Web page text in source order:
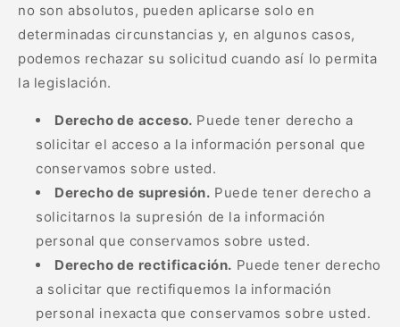
no son absolutos, pueden aplicarse solo en
determinadas circunstancias y, en algunos casos,
podemos rechazar su solicitud cuando así lo permita
la legislación.
Derecho de acceso. Puede tener derecho a
solicitar el acceso a la información personal que
conservamos sobre usted.
Derecho de supresión. Puede tener derecho a
solicitarnos la supresión de la información
personal que conservamos sobre usted.
Derecho de rectificación. Puede tener derecho
a solicitar que rectifiquemos la información
personal inexacta que conservamos sobre usted.